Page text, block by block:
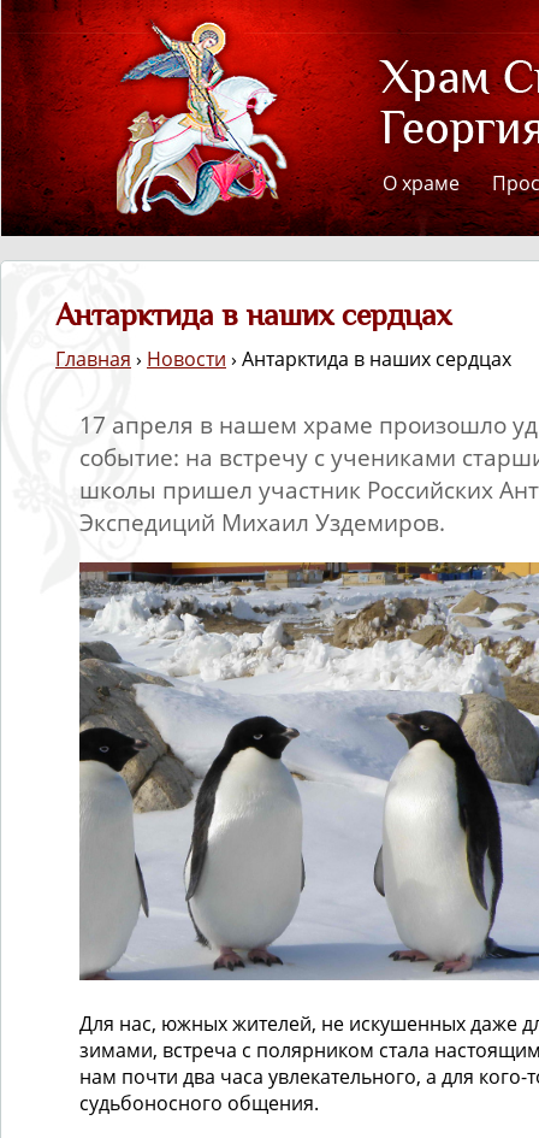
О храме
Антарктида в наших сердцах
Главная › Новости › Антарктида в наших сердцах
17 апреля в нашем храме произошло
событие: на встречу с учениками
школы пришел участник Российских
Экспедиций Михаил Уздемиров.
Для нас, южных жителей, не искушенных даже
зимами, встреча с полярником стала
нам почти два часа увлекательного, а для
судьбоносного общения.